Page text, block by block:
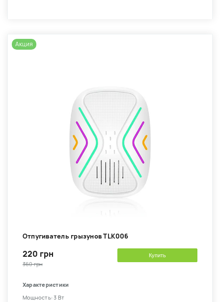
Акция
Отпугиватель грызунов TLK006
220 грн
360 грн
Купить
Характеристики
Мощность: 3 Вт